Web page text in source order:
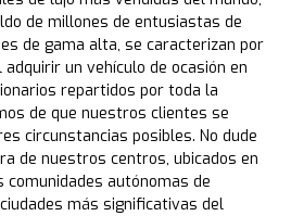
de millones de entusiastas de
de gama alta, se caracterizan por
un vehículo de ocasión en
repartidos por toda la
de que nuestros clientes se
circunstancias posibles. No dude
de nuestros centros, ubicados en
autónomas de
más significativas del